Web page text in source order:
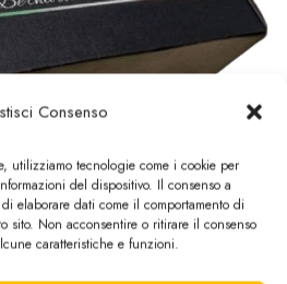
Consenso
utilizziamo tecnologie come i cookie per
del dispositivo. Il consenso a
elaborare dati come il comportamento di
sito. Non acconsentire o ritirare il consenso
caratteristiche e funzioni.
– 2x500g